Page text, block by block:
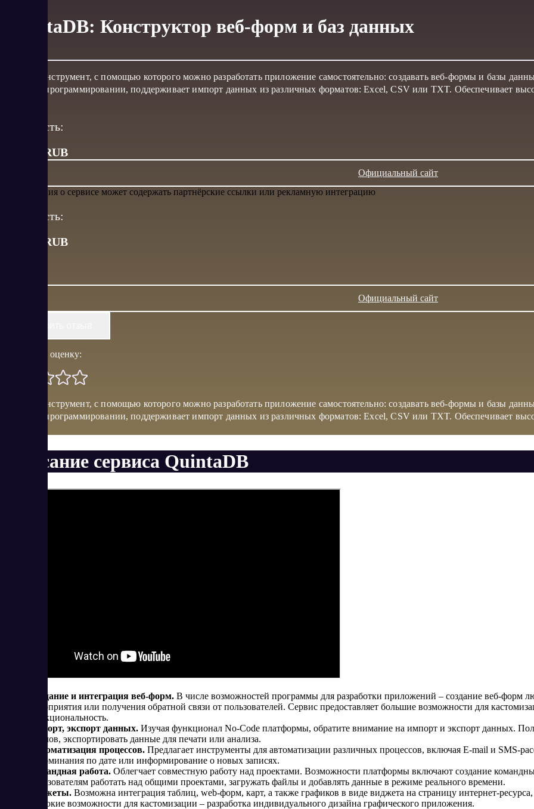
QuintaDB: Конструктор веб-форм и баз данных
Онлайн-инструмент, с помощью которого можно разработать приложение самостоятельно: создавать веб-формы и базы
знаний в программировании, поддерживает импорт данных из различных форматов: Excel, CSV или TXT. Обеспечивает
Стоимость:
от 7.99 RUB
Официальный сайт
Информация о сервисе может содержать партнёрские ссылки или рекламную интеграцию
Стоимость:
RUB
Официальный сайт
Поставить оценку:
Онлайн-инструмент, с помощью которого можно разработать приложение самостоятельно: создавать веб-формы и базы
знаний в программировании, поддерживает импорт данных из различных форматов: Excel, CSV или TXT. Обеспечивает
Описание сервиса QuintaDB
Создание и интеграция веб-форм. В числе возможностей программы для разработки приложений – создание веб-форм
мероприятия или получения обратной связи от пользователей. Сервис предоставляет большие возможности для
функциональность.
Импорт, экспорт данных. Изучая функционал No-Code платформы, обратите внимание на импорт и экспорт данных.
файлов, экспортировать данные для печати или анализа.
Автоматизация процессов. Предлагает инструменты для автоматизации различных процессов, включая E-mail и SMS-
напоминания по дате или информирование о новых записях.
Командная работа. Облегчает совместную работу над проектами. Возможности платформы включают создание
пользователям работать над общими проектами, загружать файлы и добавлять данные в режиме реального времени.
Виджеты. Возможна интеграция таблиц, web-форм, карт, а также графиков в виде виджета на страницу интернет-
широкие возможности для кастомизации – разработка индивидуального дизайна графического приложения.